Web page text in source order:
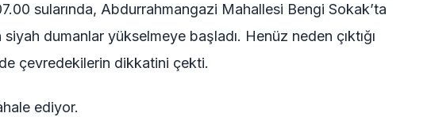
sularında, Abdurrahmangazi Mahallesi Bengi Sokak’ta
dumanlar yükselmeye başladı. Henüz neden çıktığı
çevredekilerin dikkatini çekti.
ediyor.